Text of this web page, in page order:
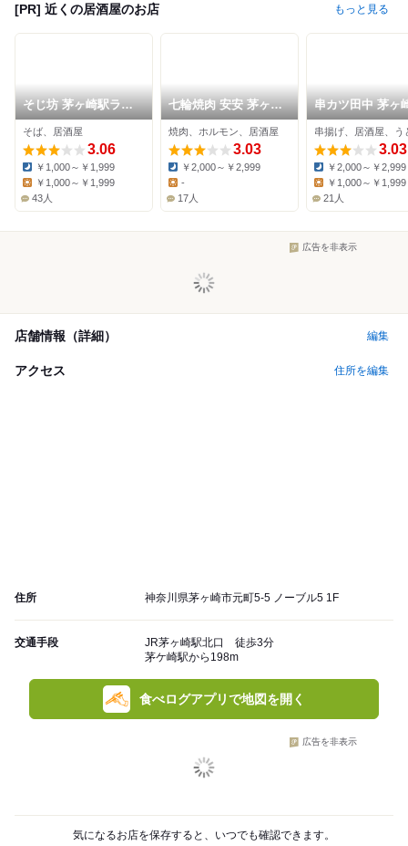
[PR] 近くの居酒屋のお店 もっと見る
そじ坊 茅ヶ崎駅ラス
カ店
そば、居酒屋
3.06
Dinner:
￥1,000～￥1,999
Lunch:
￥1,000～￥1,999
43人
七輪焼肉 安安 茅ヶ崎
店
焼肉、ホルモン、居酒屋
3.03
Dinner:
￥2,000～￥2,999
Lunch:
-
17人
串カツ田中 茅ヶ
口店
串揚げ、居酒屋、う
3.03
Dinner:
￥2,000～￥2,999
Lunch:
￥1,000～￥1,999
21人
広告を非表示
店舗情報（詳細） 編集
アクセス 住所を編集
住所 神奈川県茅ヶ崎市元町5-5 ノーブル5 1F
交通手段
JR茅ヶ崎駅北口 徒歩3分
茅ケ崎駅から198m
食べログアプリで地図を開く
広告を非表示
気になるお店を保存すると、いつでも確認できます。